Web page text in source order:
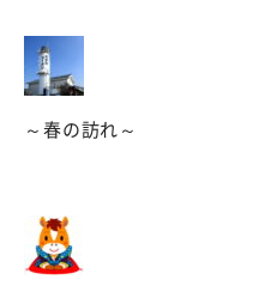
～春の訪れ～